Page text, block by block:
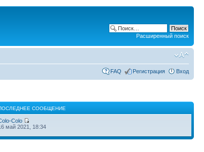
Расширенный поиск
FAQ Регистрация Вход
СООБЩЕНИЕ
Colo
май 2021, 18:34